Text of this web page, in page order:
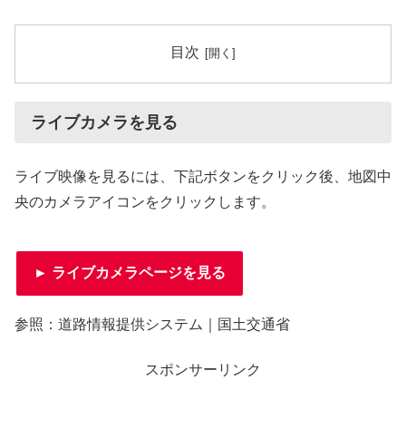
目次
ライブカメラを見る
ライブ映像を見るには、下記ボタンをクリック後、地図中
央のカメラアイコンをクリックします。
► ライブカメラページを見る
参照：道路情報提供システム｜国土交通省
スポンサーリンク